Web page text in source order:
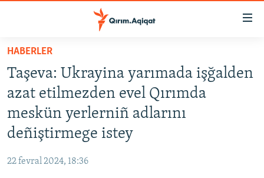
Esas
qaytmaq
Baş
navigatsiyağa
qaytmaq
Qıdıruvğa
SİYASET
İQTİSADİYAT
CEMİYET
İNSAN AQLARI
HABERLER
Taşeva: Ukrayina yarımada işğalden
azat etilmezden evel Qırımda
meskün yerlerniñ adlarını
deñiştirmege istey
22 fevral 2024, 18:36